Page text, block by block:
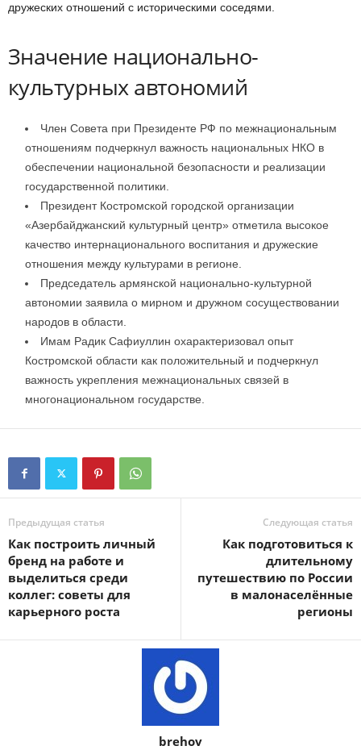
дружеских отношений с историческими соседями.
Значение национально-
культурных автономий
Член Совета при Президенте РФ по межнациональным
отношениям подчеркнул важность национальных НКО в
обеспечении национальной безопасности и реализации
государственной политики.
Президент Костромской городской организации
«Азербайджанский культурный центр» отметила высокое
качество интернационального воспитания и дружеские
отношения между культурами в регионе.
Председатель армянской национально-культурной
автономии заявила о мирном и дружном сосуществовании
народов в области.
Имам Радик Сафиуллин охарактеризовал опыт
Костромской области как положительный и подчеркнул
важность укрепления межнациональных связей в
многонациональном государстве.
Предыдущая статья
Как построить личный
бренд на работе и
выделиться среди
коллег: советы для
карьерного роста
Следующая статья
Как подготовиться к
длительному
путешествию по России
в малонаселённые
регионы
brehov